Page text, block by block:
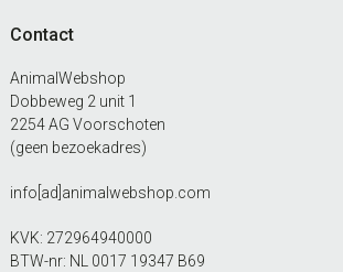
Contact
AnimalWebshop
Dobbeweg 2 unit 1
2254 AG Voorschoten
(geen bezoekadres)
info[ad]animalwebshop.com
KVK: 272964940000
BTW-nr: NL 0017 19347 B69